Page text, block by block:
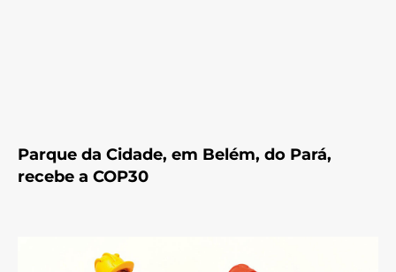
Parque da Cidade, em Belém, do Pará,
recebe a COP30